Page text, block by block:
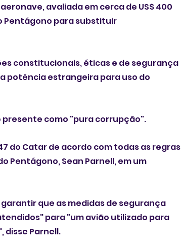
avaliada em cerca de US$ 400
Pentágono para substituir
constitucionais, éticas e de segurança
potência estrangeira para uso do
presente como "pura corrupção".
do Catar de acordo com todas as regras
Pentágono, Sean Parnell, em um
que as medidas de segurança
para "um avião utilizado para
disse Parnell.